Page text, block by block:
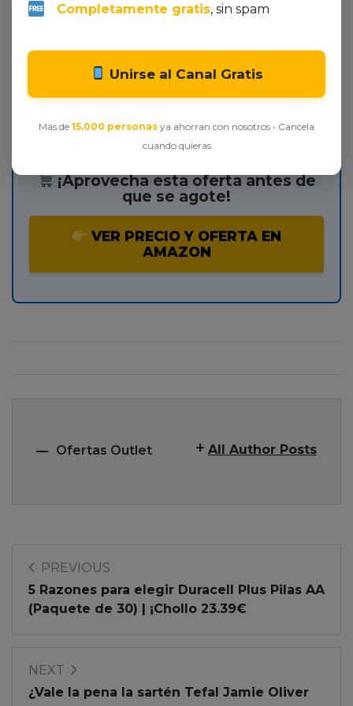
Oeko‑Tex añade un plus de seguridad.
facilidad de mantenimiento, este juego supera a la
mayoría de sus competidores en su rango de precio.
No dejes pasar esta oportunidad;
oasis de descanso.
¡Aprovecha esta oferta antes de
que se agote!
VER PRECIO Y OFERTA EN
AMAZON
Ofertas Outlet All Author Posts
PREVIOUS
5 Razones para elegir Duracell Plus Pilas AA
(Paquete de 30) | ¡Chollo 23.39€
NEXT
¿Vale la pena la sartén Tefal Jamie Oliver
Completamente gratis, sin spam
Unirse al Canal Gratis
Más de 15.000 personas ya ahorran con nosotros • Cancela
cuando quieras